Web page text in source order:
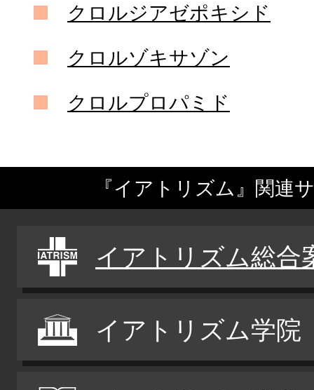
クロルジアゼポキシド
クロルゾキサゾン
クロルプロパミド
『イアトリズム』関連
イアトリズム総合
イアトリズム学院